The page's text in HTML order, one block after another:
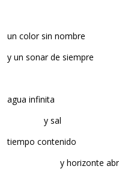
un color sin nombre
y un sonar de siempre
agua infinita
y sal
tiempo contenido
y horizonte